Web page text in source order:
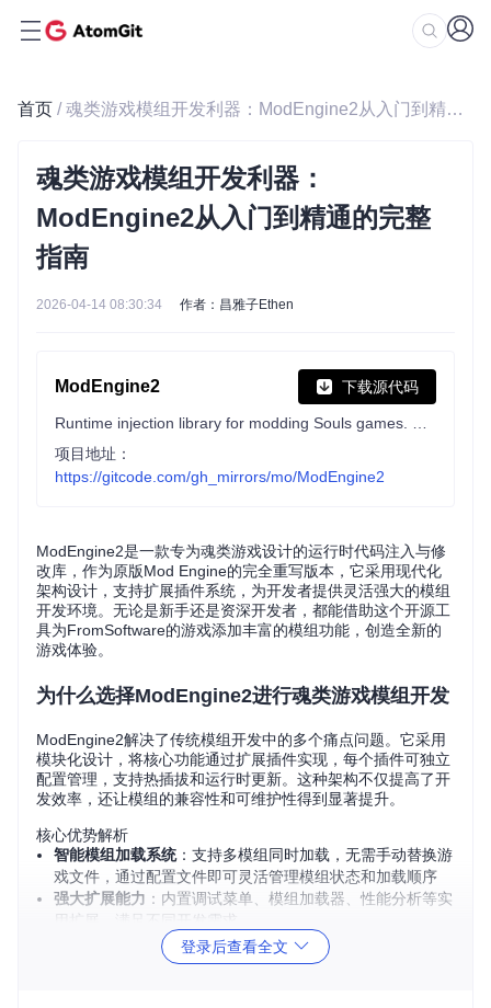
首页 / 魂类游戏模组开发利器：ModEngine2从入门到精通的完整指南
魂类游戏模组开发利器：
ModEngine2从入门到精通的完整
指南
2026-04-14 08:30:34 作者：昌雅子Ethen
ModEngine2 下载源代码
项目地址：
https://gitcode.com/gh_mirrors/mo/ModEngine2
ModEngine2是一款专为魂类游戏设计的运行时代码注入与修
改库，作为原版Mod Engine的完全重写版本，它采用现代化
架构设计，支持扩展插件系统，为开发者提供灵活强大的模组
开发环境。无论是新手还是资深开发者，都能借助这个开源工
具为FromSoftware的游戏添加丰富的模组功能，创造全新的
游戏体验。
为什么选择ModEngine2进行魂类游戏模组开发
ModEngine2解决了传统模组开发中的多个痛点问题。它采用
模块化设计，将核心功能通过扩展插件实现，每个插件可独立
配置管理，支持热插拔和运行时更新。这种架构不仅提高了开
发效率，还让模组的兼容性和可维护性得到显著提升。
核心优势解析
智能模组加载系统：支持多模组同时加载，无需手动替换游
戏文件，通过配置文件即可灵活管理模组状态和加载顺序
强大扩展能力 ：内置调试菜单、模组加载器、性能分析等实
用扩展，满足不同开发需求
：集成ScyllaHide功能，可配合WinDbg、x64dbg
等调试工具进行游戏分析
登录后查看全文